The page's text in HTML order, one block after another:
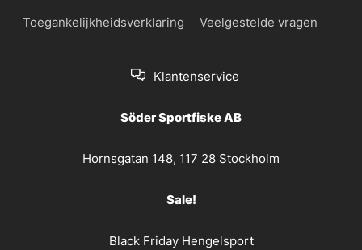
Toegankelijkheidsverklaring Veelgestelde vragen
Klantenservice
Söder Sportfiske AB
Hornsgatan 148, 117 28 Stockholm
Sale!
Black Friday Hengelsport